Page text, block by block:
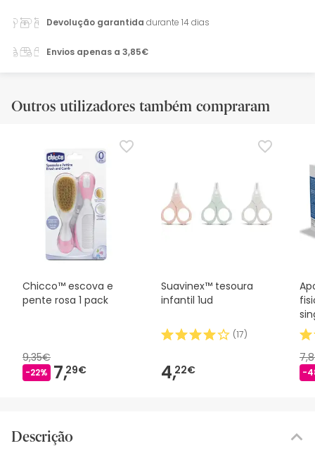
Devolução garantida durante 14 dias
Envios apenas a 3,85€
Outros utilizadores também compraram
Chicco™ escova e
pente rosa 1 pack
9,35€
-22% 7,29€
Suavinex™ tesoura
infantil 1ud
(17)
4,22€ -
Descrição